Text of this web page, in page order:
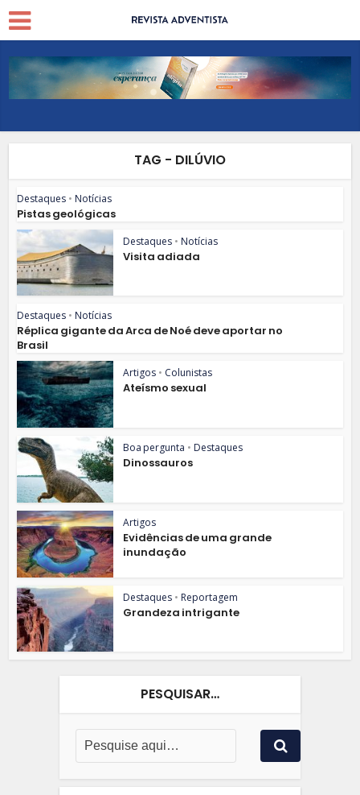
TAG - DILÚVIO
Destaques • Notícias
Pistas geológicas
Destaques • Notícias
Visita adiada
Destaques • Notícias
Réplica gigante da Arca de Noé deve aportar no
Brasil
Artigos • Colunistas
Ateísmo sexual
Boa pergunta • Destaques
Dinossauros
Artigos
Evidências de uma grande
inundação
Destaques • Reportagem
Grandeza intrigante
PESQUISAR…